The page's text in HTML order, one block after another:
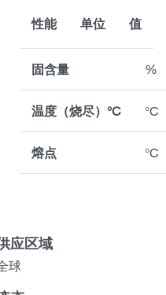
嘉吉全球
联系嘉吉中国
性能 单位 值
固含量 %
温度（烧尽）°C °C
熔点 °C
应区域
球